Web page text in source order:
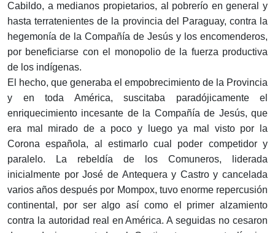
Cabildo, a medianos propietarios, al pobrerío en general y
hasta terratenientes de la provincia del Paraguay, contra la
hegemonía de la Compañía de Jesús y los encomenderos,
por beneficiarse con el monopolio de la fuerza productiva
de los indígenas.
El hecho, que generaba el empobrecimiento de la Provincia
y en toda América, suscitaba paradójicamente el
enriquecimiento incesante de la Compañía de Jesús, que
era mal mirado de a poco y luego ya mal visto por la
Corona española, al estimarlo cual poder competidor y
paralelo. La rebeldía de los Comuneros, liderada
inicialmente por José de Antequera y Castro y cancelada
varios años después por Mompox, tuvo enorme repercusión
continental, por ser algo así como el primer alzamiento
contra la autoridad real en América. A seguidas no cesaron